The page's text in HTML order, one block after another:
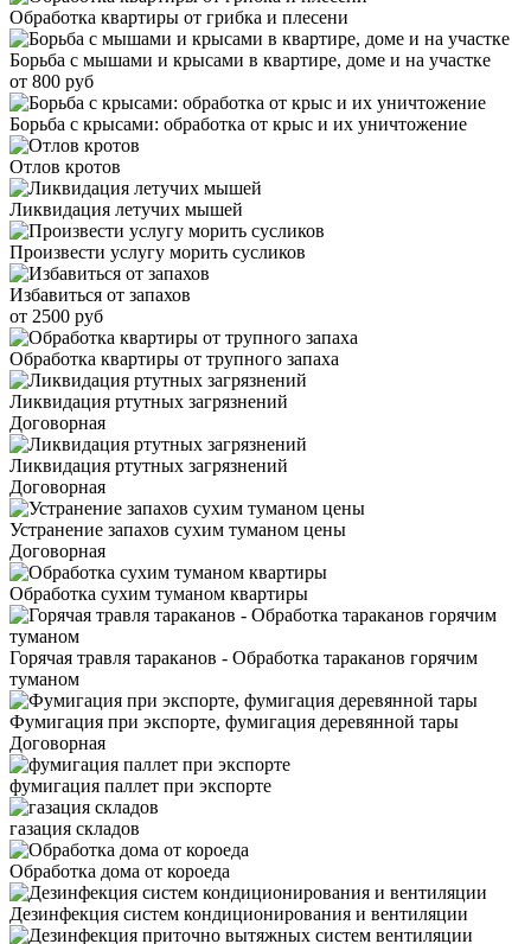
Обработка квартиры от грибка и плесени
Борьба с мышами и крысами в квартире, доме и на участке
от 800 руб
Борьба с крысами: обработка от крыс и их уничтожение
Отлов кротов
Ликвидация летучих мышей
Произвести услугу морить сусликов
Избавиться от запахов
от 2500 руб
Обработка квартиры от трупного запаха
Ликвидация ртутных загрязнений
Договорная
Ликвидация ртутных загрязнений
Договорная
Устранение запахов сухим туманом цены
Договорная
Обработка сухим туманом квартиры
Горячая травля тараканов - Обработка тараканов горячим
туманом
Фумигация при экспорте, фумигация деревянной тары
Договорная
фумигация паллет при экспорте
газация складов
Обработка дома от короеда
Дезинфекция систем кондиционирования и вентиляции